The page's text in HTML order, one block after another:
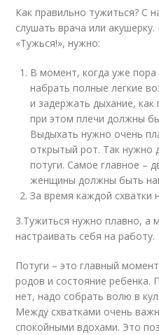
Как правильно тужиться? С
слушать врача или
«Тужься!», нужно:
В момент, когда уже
набрать полные легкие
и задержать дыхание,
при этом плечи должны
Выдыхать нужно очень
открытый рот. Так нужно
потуги. Самое главное –
женщины должны быть
За время каждой схватки
3.Тужиться нужно плавно, а
настраивать себя на работу.
Потуги – это главный
родов и состояние ребенка.
нет, надо собрать волю в
Между схватками очень
спокойными вдохами. Это